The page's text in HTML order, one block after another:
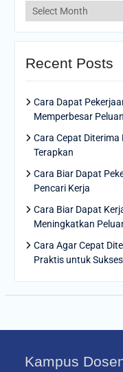
Archives
Recent Posts
Cara Dapat
Memperbesar
Cara Cepat
Terapkan
Cara Biar Dapat
Pencari Kerja
Cara Biar Dapat
Meningkatkan
Cara Agar Cepat
Praktis untuk Sukses
Kampus